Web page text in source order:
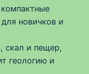
новичков и
скал и пещер,
геологию и